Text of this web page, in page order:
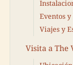
Eventos
Viajes y
Visita a The